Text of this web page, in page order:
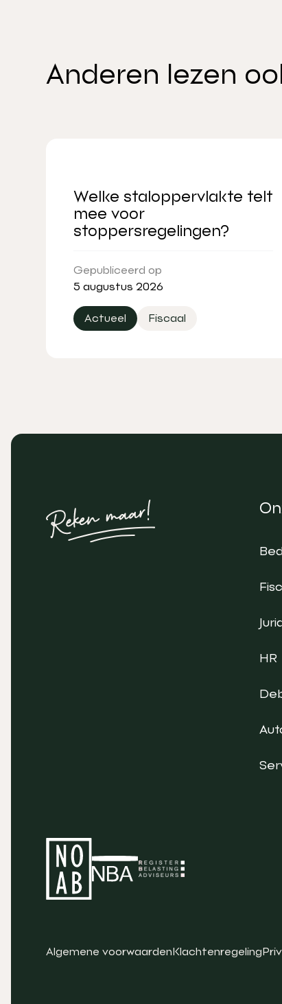
Anderen lezen
Welke staloppervlakte telt
mee voor
stoppersregelingen?
Gepubliceerd op
5 augustus 2026
Actueel Fiscaal
HR
Algemene voorwaardenKlachtenregeling